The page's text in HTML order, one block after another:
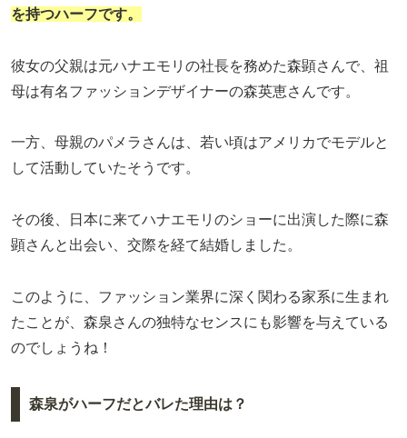
を持つハーフです。
彼女の父親は元ハナエモリの社長を務めた森顕さんで、祖
母は有名ファッションデザイナーの森英恵さんです。
一方、母親のパメラさんは、若い頃はアメリカでモデルと
して活動していたそうです。
その後、日本に来てハナエモリのショーに出演した際に森
顕さんと出会い、交際を経て結婚しました。
このように、ファッション業界に深く関わる家系に生まれ
たことが、森泉さんの独特なセンスにも影響を与えている
のでしょうね！
森泉がハーフだとバレた理由は？